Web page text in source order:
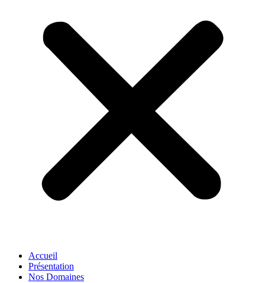
Accueil
Présentation
Nos Domaines